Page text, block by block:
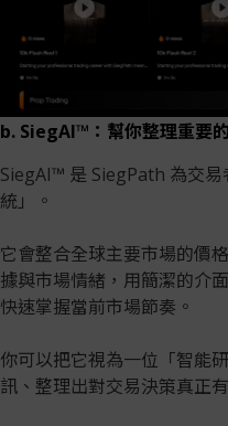
b. SiegAI™：幫你整理重要
SiegAI™ 是 SiegPath 為交
統」。
它會整合全球主要市場的價
據與市場情緒，用簡潔的介
快速掌握當前市場節奏。
你可以把它視為一位「智能
訊、整理出對交易決策真正